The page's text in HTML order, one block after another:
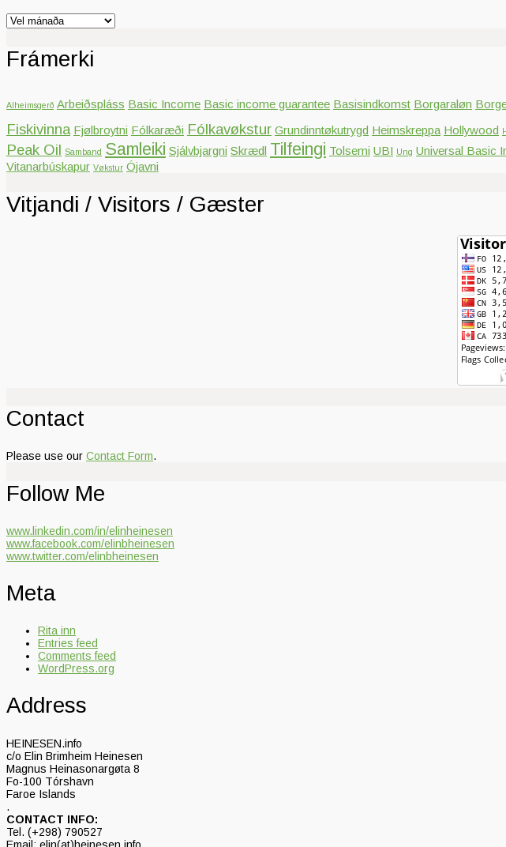
Arkiv
Frámerki
Alheimsgerð Arbeiðspláss Basic Income Basic income guarantee Basisindkomst Borgaraløn
Fiskivinna Fjølbroytni Fólkaræði Fólkavøkstur Grundinntøkutrygd Heimskreppa Hollywood
Peak Oil Samband Samleiki Sjálvbjargni Skrædl Tilfeingi Tolsemi UBI Ung Universal Basic
Vitanarbúskapur Vøkstur Ójavni
Vitjandi / Visitors / Gæster
Contact
Please use our Contact Form.
Follow Me
www.linkedin.com/in/elinheinesen
www.facebook.com/elinbheinesen
www.twitter.com/elinbheinesen
Meta
Rita inn
Entries feed
Comments feed
WordPress.org
Address
HEINESEN.info
c/o Elin Brimheim Heinesen
Magnus Heinasonargøta 8
Fo-100 Tórshavn
Faroe Islands
.
CONTACT INFO:
Tel. (+298) 790527
Email: elin(at)heinesen.info